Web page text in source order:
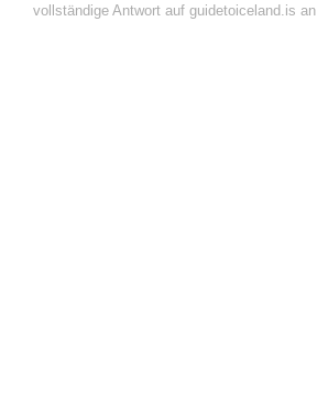
vollständige Antwort auf guidetoiceland.is an